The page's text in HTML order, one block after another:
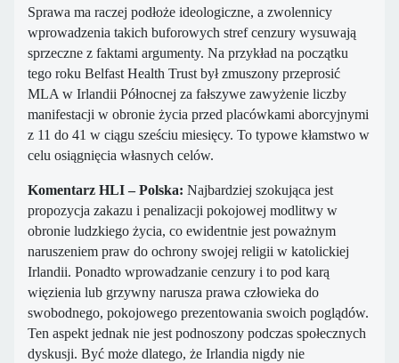
Sprawa ma raczej podłoże ideologiczne, a zwolennicy
wprowadzenia takich buforowych stref cenzury wysuwają
sprzeczne z faktami argumenty. Na przykład na początku
tego roku Belfast Health Trust był zmuszony przeprosić
MLA w Irlandii Północnej za fałszywe zawyżenie liczby
manifestacji w obronie życia przed placówkami aborcyjnymi
z 11 do 41 w ciągu sześciu miesięcy. To typowe kłamstwo w
celu osiągnięcia własnych celów.
Komentarz HLI – Polska: Najbardziej szokująca jest
propozycja zakazu i penalizacji pokojowej modlitwy w
obronie ludzkiego życia, co ewidentnie jest poważnym
naruszeniem praw do ochrony swojej religii w katolickiej
Irlandii. Ponadto wprowadzanie cenzury i to pod karą
więzienia lub grzywny narusza prawa człowieka do
swobodnego, pokojowego prezentowania swoich poglądów.
Ten aspekt jednak nie jest podnoszony podczas społecznych
dyskusji. Być może dlatego, że Irlandia nigdy nie